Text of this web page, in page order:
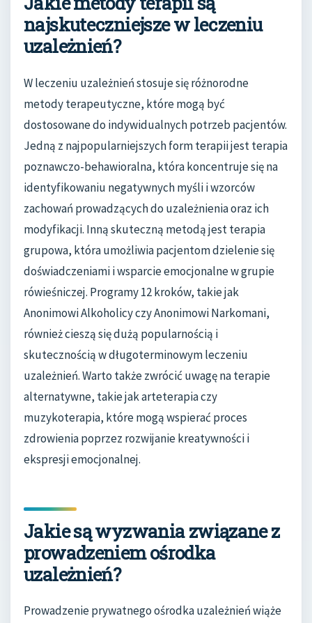
najskuteczniejsze w leczeniu
uzależnień?
W leczeniu uzależnień stosuje się różnorodne
metody terapeutyczne, które mogą być
dostosowane do indywidualnych potrzeb pacjentów.
Jedną z najpopularniejszych form terapii jest terapia
poznawczo-behawioralna, która koncentruje się na
identyfikowaniu negatywnych myśli i wzorców
zachowań prowadzących do uzależnienia oraz ich
modyfikacji. Inną skuteczną metodą jest terapia
grupowa, która umożliwia pacjentom dzielenie się
doświadczeniami i wsparcie emocjonalne w grupie
rówieśniczej. Programy 12 kroków, takie jak
Anonimowi Alkoholicy czy Anonimowi Narkomani,
również cieszą się dużą popularnością i
skutecznością w długoterminowym leczeniu
uzależnień. Warto także zwrócić uwagę na terapie
alternatywne, takie jak arteterapia czy
muzykoterapia, które mogą wspierać proces
zdrowienia poprzez rozwijanie kreatywności i
ekspresji emocjonalnej.
Jakie są wyzwania związane z
prowadzeniem ośrodka
uzależnień?
Prowadzenie prywatnego ośrodka uzależnień wiąże